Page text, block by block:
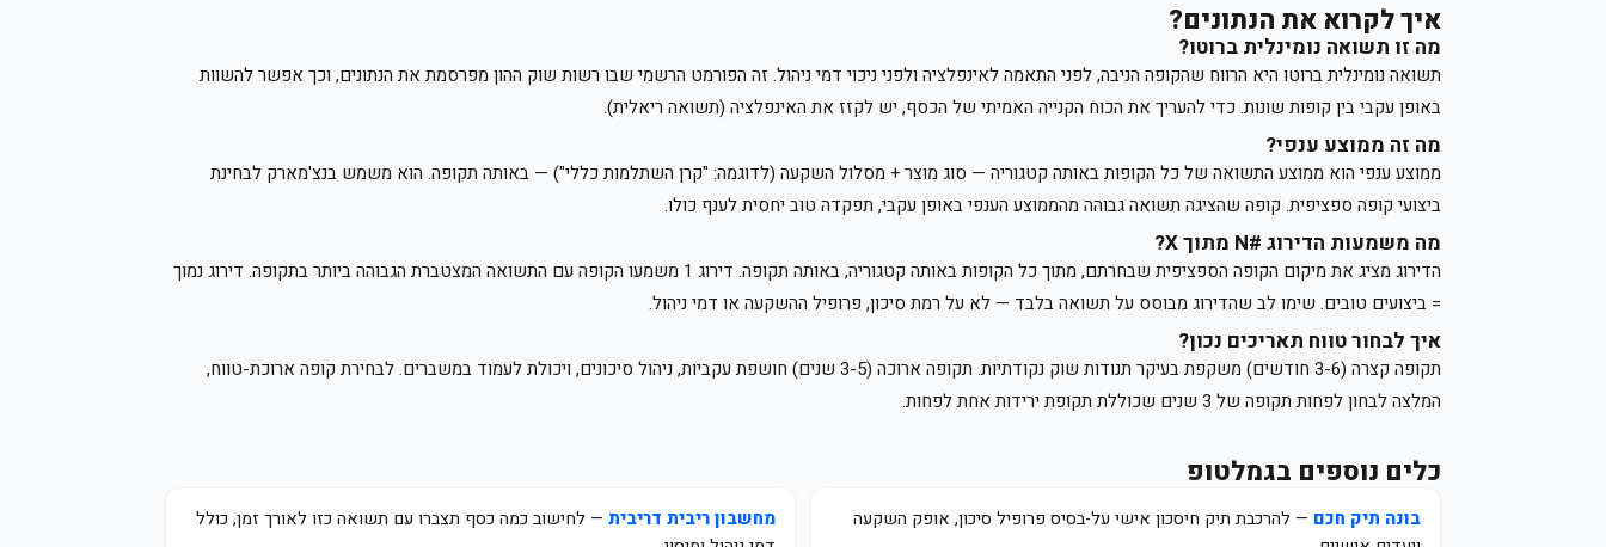
איך לקרוא את הנתונים?
מה זו תשואה נומינלית ברוטו?
תשואה נומינלית ברוטו היא הרווח שהקופה הניבה, לפני התאמה לאינפלציה ולפני ניכוי דמי ניהול. זה הפורמט הרשמי שבו רשות שוק ההון מפרסמת את הנתונים, וכך אפשר להשוות
באופן עקבי בין קופות שונות. כדי להעריך את הכוח הקנייה האמיתי של הכסף, יש לקזז את האינפלציה (תשואה ריאלית).
מה זה ממוצע ענפי?
ממוצע ענפי הוא ממוצע התשואה של כל הקופות באותה קטגוריה — סוג מוצר + מסלול השקעה (לדוגמה: "קרן השתלמות כללי") — באותה תקופה. הוא משמש בנצ'מארק לבחינת
ביצועי קופה ספציפית. קופה שהציגה תשואה גבוהה מהממוצע הענפי באופן עקבי, תפקדה טוב יחסית לענף כולו.
מה משמעות הדירוג #N מתוך X?
הדירוג מציג את מיקום הקופה הספציפית שבחרתם, מתוך כל הקופות באותה קטגוריה, באותה תקופה. דירוג 1 משמעו הקופה עם התשואה המצטברת הגבוהה ביותר בתקופה. דירוג נמוך
= ביצועים טובים. שימו לב שהדירוג מבוסס על תשואה בלבד — לא על רמת סיכון, פרופיל ההשקעה או דמי ניהול.
איך לבחור טווח תאריכים נכון?
תקופה קצרה (3-6 חודשים) משקפת בעיקר תנודות שוק נקודתיות. תקופה ארוכה (3-5 שנים) חושפת עקביות, ניהול סיכונים, ויכולת לעמוד במשברים. לבחירת קופה ארוכת-טווח,
המלצה לבחון לפחות תקופה של 3 שנים שכוללת תקופת ירידות אחת לפחות.
כלים נוספים בגמלטופ
בונה תיק חכם — להרכבת תיק חיסכון אישי על-בסיס פרופיל סיכון, אופק השקעה
מחשבון ריבית דריבית — לחישוב כמה כסף תצברו עם תשואה כזו לאורך זמן, כולל